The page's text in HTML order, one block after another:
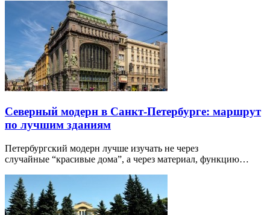
Северный модерн в Санкт-Петербурге: маршрут
по лучшим зданиям
Петербургский модерн лучше изучать не через
случайные “красивые дома”, а через материал, функцию…